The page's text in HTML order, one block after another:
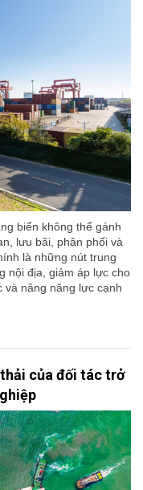
biển không thể gánh
lưu bãi, phân phối và
là những nút trung
nội địa, giảm áp lực cho
nâng năng lực cạnh
của đối tác trở